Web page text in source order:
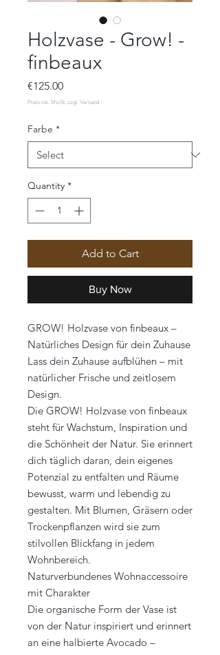
Holzvase - Grow! -
finbeaux
€125.00Price
Farbe *
Quantity *
Add to Cart
Buy Now
GROW! Holzvase von finbeaux –
Natürliches Design für dein Zuhause
Lass dein Zuhause aufblühen – mit
natürlicher Frische und zeitlosem
Design.
Die GROW! Holzvase von finbeaux
steht für Wachstum, Inspiration und
die Schönheit der Natur. Sie erinnert
dich täglich daran, dein eigenes
Potenzial zu entfalten und Räume
bewusst, warm und lebendig zu
gestalten. Mit Blumen, Gräsern oder
Trockenpflanzen wird sie zum
stilvollen Blickfang in jedem
Wohnbereich.
Naturverbundenes Wohnaccessoire
mit Charakter
Die organische Form der Vase ist
von der Natur inspiriert und erinnert
an eine halbierte Avocado –